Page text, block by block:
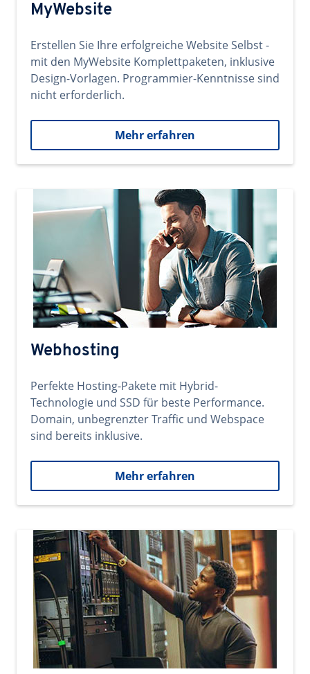
MyWebsite
Erstellen Sie Ihre erfolgreiche Website Selbst -
mit den MyWebsite Komplettpaketen, inklusive
Design-Vorlagen. Programmier-Kenntnisse sind
nicht erforderlich.
Mehr erfahren
Webhosting
Perfekte Hosting-Pakete mit Hybrid-
Technologie und SSD für beste Performance.
Domain, unbegrenzter Traffic und Webspace
sind bereits inklusive.
Mehr erfahren